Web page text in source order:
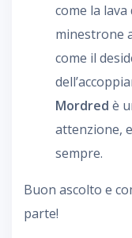
come la
minestrone
come il
Mordred è
attenzione,
sempre.
Buon ascolto e
parte!